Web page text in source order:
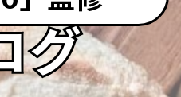
グ
グ